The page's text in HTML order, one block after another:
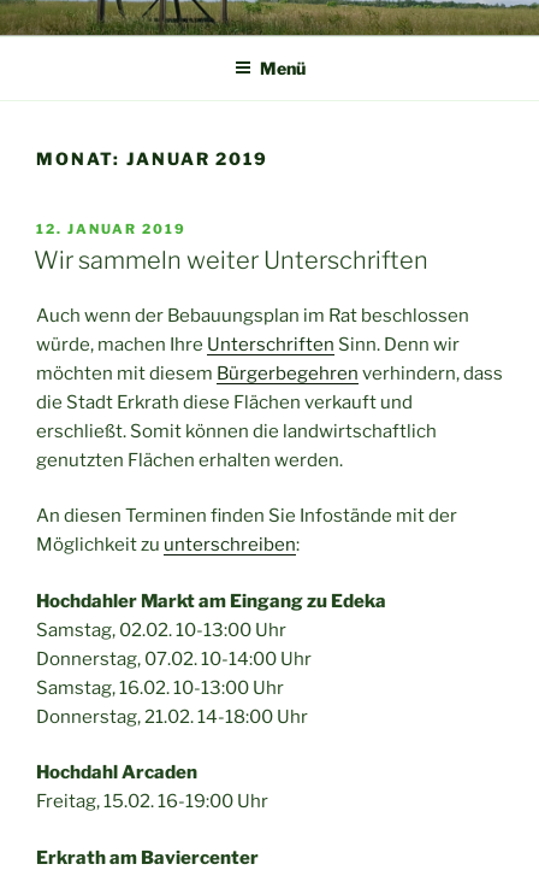
Zum
InhaltNSG NEANDERTAL
Naturschutzgemeinschaft Neandertal
Menü
MONAT: JANUAR 2019
VERÖFFENTLICHT
AM
12. JANUAR 2019
Wir sammeln weiter Unterschriften
Auch wenn der Bebauungsplan im Rat beschlossen
würde, machen Ihre Unterschriften Sinn. Denn wir
möchten mit diesem Bürgerbegehren verhindern, dass
die Stadt Erkrath diese Flächen verkauft und
erschließt. Somit können die landwirtschaftlich
genutzten Flächen erhalten werden.
An diesen Terminen finden Sie Infostände mit der
Möglichkeit zu unterschreiben:
Hochdahler Markt am Eingang zu Edeka
Samstag, 02.02. 10-13:00 Uhr
Donnerstag, 07.02. 10-14:00 Uhr
Samstag, 16.02. 10-13:00 Uhr
Donnerstag, 21.02. 14-18:00 Uhr
Hochdahl Arcaden
Freitag, 15.02. 16-19:00 Uhr
Erkrath am Baviercenter